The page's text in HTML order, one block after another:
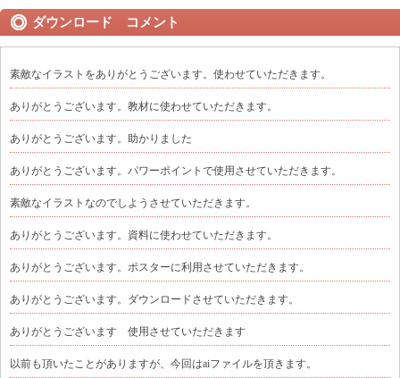
ダウンロード コメント
素敵なイラストをありがとうございます。使わせていただきます。
ありがとうございます。教材に使わせていただきます。
ありがとうございます。助かりました
ありがとうございます。パワーポイントで使用させていただきます。
素敵なイラストなのでしようさせていただきます。
ありがとうございます。資料に使わせていただきます。
ありがとうございます。ポスターに利用させていただきます。
ありがとうございます。ダウンロードさせていただきます。
ありがとうございます 使用させていただきます
以前も頂いたことがありますが、今回はaiファイルを頂きます。